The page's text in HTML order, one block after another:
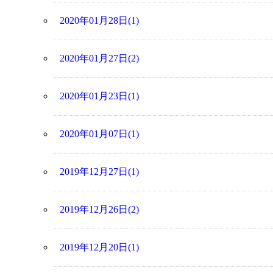
2020年01月28日(1)
2020年01月27日(2)
2020年01月23日(1)
2020年01月07日(1)
2019年12月27日(1)
2019年12月26日(2)
2019年12月20日(1)